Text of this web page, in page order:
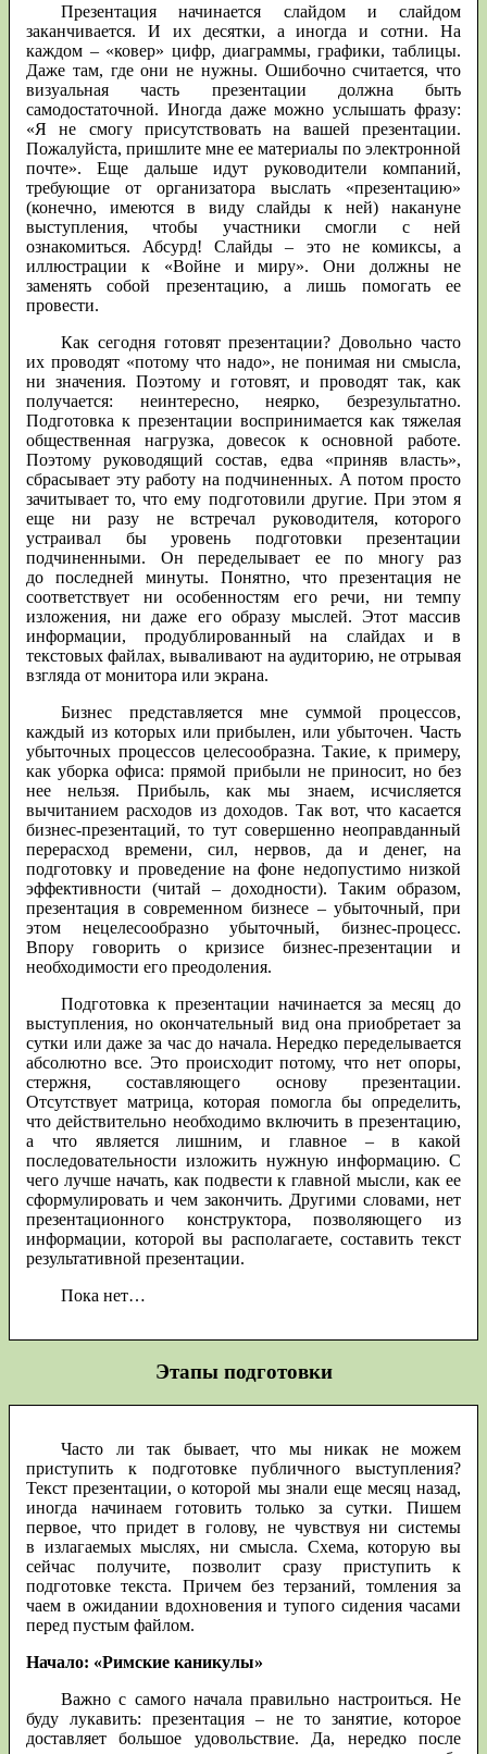
Презентация начинается слайдом и слайдом
заканчивается. И их десятки, а иногда и сотни. На
каждом – «ковер» цифр, диаграммы, графики, таблицы.
Даже там, где они не нужны. Ошибочно считается, что
визуальная часть презентации должна быть
самодостаточной. Иногда даже можно услышать фразу:
«Я не смогу присутствовать на вашей презентации.
Пожалуйста, пришлите мне ее материалы по электронной
почте». Еще дальше идут руководители компаний,
требующие от организатора выслать «презентацию»
(конечно, имеются в виду слайды к ней) накануне
выступления, чтобы участники смогли с ней
ознакомиться. Абсурд! Слайды – это не комиксы, а
иллюстрации к «Войне и миру». Они должны не
заменять собой презентацию, а лишь помогать ее
провести.
Как сегодня готовят презентации? Довольно часто
их проводят «потому что надо», не понимая ни смысла,
ни значения. Поэтому и готовят, и проводят так, как
получается: неинтересно, неярко, безрезультатно.
Подготовка к презентации воспринимается как тяжелая
общественная нагрузка, довесок к основной работе.
Поэтому руководящий состав, едва «приняв власть»,
сбрасывает эту работу на подчиненных. А потом просто
зачитывает то, что ему подготовили другие. При этом я
еще ни разу не встречал руководителя, которого
устраивал бы уровень подготовки презентации
подчиненными. Он переделывает ее по многу раз
до последней минуты. Понятно, что презентация не
соответствует ни особенностям его речи, ни темпу
изложения, ни даже его образу мыслей. Этот массив
информации, продублированный на слайдах и в
текстовых файлах, вываливают на аудиторию, не отрывая
взгляда от монитора или экрана.
Бизнес представляется мне суммой процессов,
каждый из которых или прибылен, или убыточен. Часть
убыточных процессов целесообразна. Такие, к примеру,
как уборка офиса: прямой прибыли не приносит, но без
нее нельзя. Прибыль, как мы знаем, исчисляется
вычитанием расходов из доходов. Так вот, что касается
бизнес-презентаций, то тут совершенно неоправданный
перерасход времени, сил, нервов, да и денег, на
подготовку и проведение на фоне недопустимо низкой
эффективности (читай – доходности). Таким образом,
презентация в современном бизнесе – убыточный, при
этом нецелесообразно убыточный, бизнес-процесс.
Впору говорить о кризисе бизнес-презентации и
необходимости его преодоления.
Подготовка к презентации начинается за месяц до
выступления, но окончательный вид она приобретает за
сутки или даже за час до начала. Нередко переделывается
абсолютно все. Это происходит потому, что нет опоры,
стержня, составляющего основу презентации.
Отсутствует матрица, которая помогла бы определить,
что действительно необходимо включить в презентацию,
а что является лишним, и главное – в какой
последовательности изложить нужную информацию. С
чего лучше начать, как подвести к главной мысли, как ее
сформулировать и чем закончить. Другими словами, нет
презентационного конструктора, позволяющего из
информации, которой вы располагаете, составить текст
результативной презентации.
Пока нет…
Этапы подготовки
Часто ли так бывает, что мы никак не можем
приступить к подготовке публичного выступления?
Текст презентации, о которой мы знали еще месяц назад,
иногда начинаем готовить только за сутки. Пишем
первое, что придет в голову, не чувствуя ни системы
в излагаемых мыслях, ни смысла. Схема, которую вы
сейчас получите, позволит сразу приступить к
подготовке текста. Причем без терзаний, томления за
чаем в ожидании вдохновения и тупого сидения часами
перед пустым файлом.
Начало: «Римские каникулы»
Важно с самого начала правильно настроиться. Не
буду лукавить: презентация – не то занятие, которое
доставляет большое удовольствие. Да, нередко после